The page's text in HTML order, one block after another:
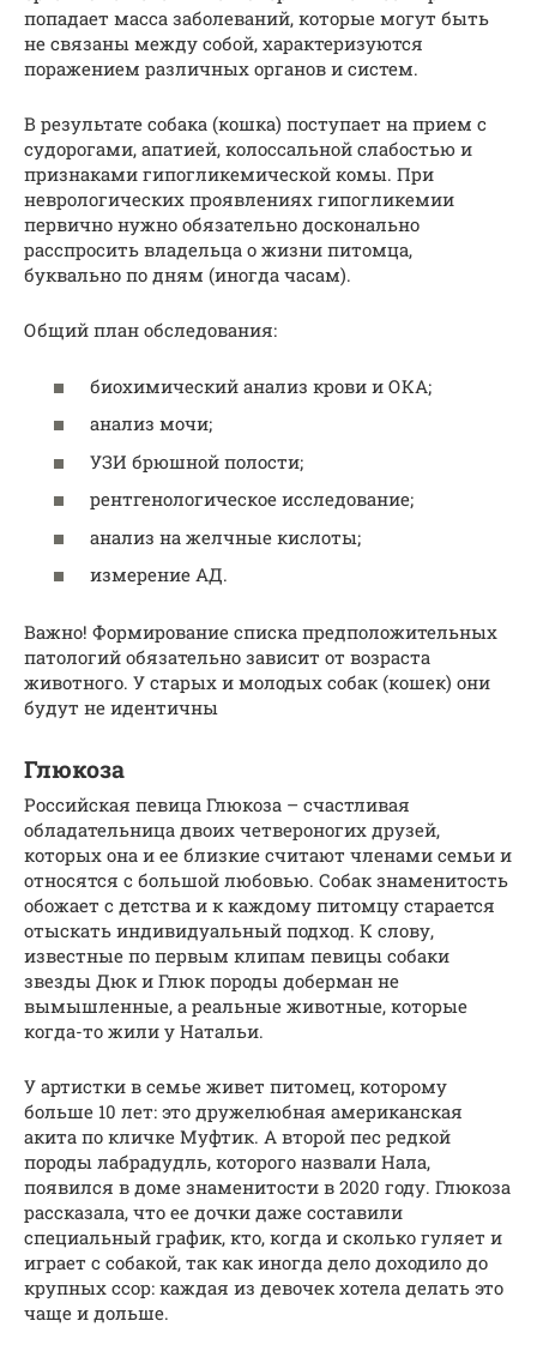
попадает масса заболеваний, которые могут быть
не связаны между собой, характеризуются
поражением различных органов и систем.
В результате собака (кошка) поступает на прием с
судорогами, апатией, колоссальной слабостью и
признаками гипогликемической комы. При
неврологических проявлениях гипогликемии
первично нужно обязательно досконально
расспросить владельца о жизни питомца,
буквально по дням (иногда часам).
Общий план обследования:
биохимический анализ крови и ОКА;
анализ мочи;
УЗИ брюшной полости;
рентгенологическое исследование;
анализ на желчные кислоты;
измерение АД.
Важно! Формирование списка предположительных
патологий обязательно зависит от возраста
животного. У старых и молодых собак (кошек) они
будут не идентичны
Глюкоза
Российская певица Глюкоза – счастливая
обладательница двоих четвероногих друзей,
которых она и ее близкие считают членами семьи и
относятся с большой любовью. Собак знаменитость
обожает с детства и к каждому питомцу старается
отыскать индивидуальный подход. К слову,
известные по первым клипам певицы собаки
звезды Дюк и Глюк породы доберман не
вымышленные, а реальные животные, которые
когда-то жили у Натальи.
У артистки в семье живет питомец, которому
больше 10 лет: это дружелюбная американская
акита по кличке Муфтик. А второй пес редкой
породы лабрадудль, которого назвали Нала,
появился в доме знаменитости в 2020 году. Глюкоза
рассказала, что ее дочки даже составили
специальный график, кто, когда и сколько гуляет и
играет с собакой, так как иногда дело доходило до
крупных ссор: каждая из девочек хотела делать это
чаще и дольше.